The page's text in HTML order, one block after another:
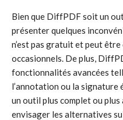
Bien que DiffPDF soit un
présenter quelques
n’est pas gratuit et peut
occasionnels. De plus,
fonctionnalités avancées
l’annotation ou la signature
un outil plus complet ou
envisager les alternatives